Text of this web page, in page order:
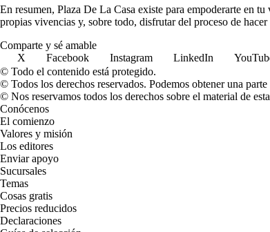
En resumen, Plaza De La Casa existe para empoderarte en
propias vivencias y, sobre todo, disfrutar del proceso de
Comparte y sé amable
X
Facebook Instagram LinkedIn
© Todo el contenido está protegido.
© Todos los derechos reservados. Podemos obtener una
© Nos reservamos todos los derechos sobre el material de
Conócenos
El comienzo
Valores y misión
Los editores
Enviar apoyo
Sucursales
Temas
Cosas gratis
Precios reducidos
Declaraciones